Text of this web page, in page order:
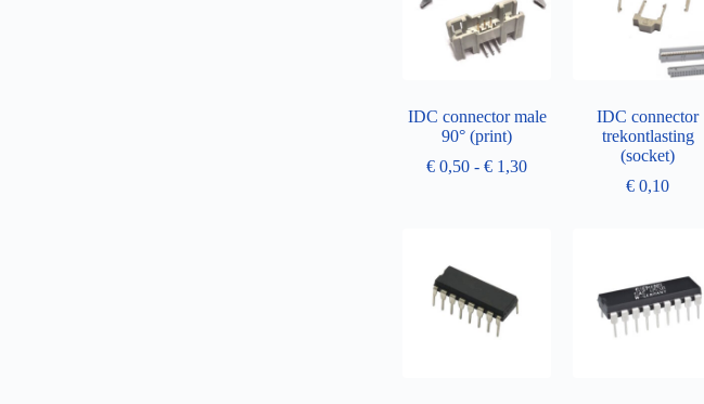
IDC connector male
90° (print)
€ 0,50 - € 1,30
IDC connector
trekontlasting
(socket)
€ 0,10